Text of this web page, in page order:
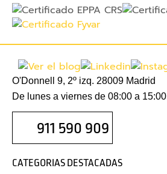
d
a
s
p
o
r
t
á
i
l
O'Donnell 9, 2º izq. 28009 Madrid
De lunes a viernes de 08:00 a 15:00
911 590 909
CATEGORIAS DESTACADAS